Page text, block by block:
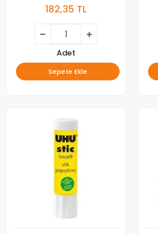
182,35 TL
Adet
Sepete Ekle